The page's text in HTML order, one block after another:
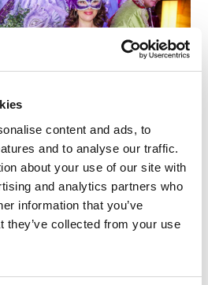
content and ads, to
and to analyse our traffic.
about your use of our site with
and analytics partners who
information that you’ve
they’ve collected from your use